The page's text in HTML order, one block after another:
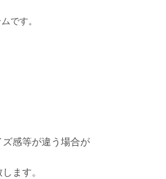
です。
ズ感等が違う場合が
ます。